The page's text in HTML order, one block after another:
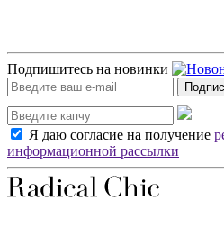
Подпишитесь на новинки
Я даю согласие на получение
информационной рассылки